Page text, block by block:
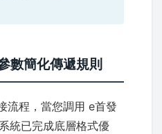
數簡化傳遞規則
流程，當您調用 e首發
統已完成底層格式優